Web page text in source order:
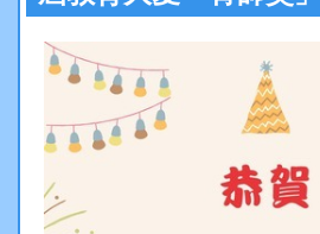
活動花絮
處室章則
分機信箱